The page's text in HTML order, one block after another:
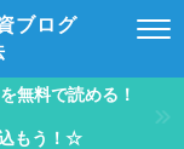
ブログ
無料で読める！
もう！☆